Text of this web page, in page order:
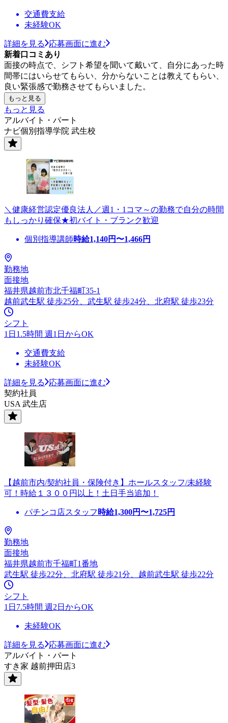
交通費支給
未経験OK
詳細を見る
応募画面に進む
新着口コミあり
面接の時点で、シフト希望を聞いて戴いて、自分にあった時
間帯にはいらせてもらい、分からないことは教えてもらい、
良い緊張感で勤務させてもらいました。
もっと見る
もっと見る
アルバイト・パート
ナビ個別指導学院 武生校
＼健康経営認定優良法人／週1・1コマ～の勤務で自分の時間
もしっかり確保★初バイト・ブランク歓迎
個別指導講師時給1,140円〜1,466円
勤務地
面接地
福井県越前市北千福町35-1
越前武生駅 徒歩25分、武生駅 徒歩24分、北府駅 徒歩23分
シフト
1日1.5時間 週1日からOK
交通費支給
未経験OK
詳細を見る
応募画面に進む
契約社員
USA 武生店
【越前市内/契約社員・保険付き】ホールスタッフ/未経験
可！時給１３００円以上！土日手当追加！
パチンコ店スタッフ 時給1,300円〜1,725円
勤務地
面接地
福井県越前市千福町1番地
武生駅 徒歩22分、北府駅 徒歩21分、越前武生駅 徒歩22分
シフト
1日7.5時間 週2日からOK
未経験OK
詳細を見る
応募画面に進む
アルバイト・パート
すき家 越前押田店3